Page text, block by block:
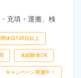
充填・運搬、 検
休日120日以上
未経験者OK
キャンペーン実施中！